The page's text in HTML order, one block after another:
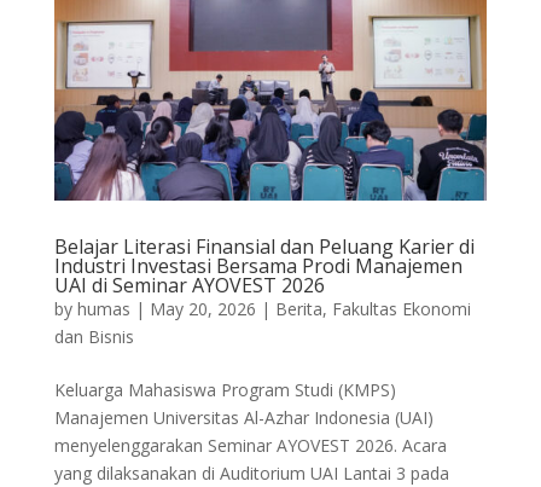
Belajar Literasi Finansial dan Peluang Karier di
Industri Investasi Bersama Prodi Manajemen
UAI di Seminar AYOVEST 2026
by humas | May 20, 2026 | Berita, Fakultas Ekonomi
dan Bisnis
Keluarga Mahasiswa Program Studi (KMPS)
Manajemen Universitas Al-Azhar Indonesia (UAI)
menyelenggarakan Seminar AYOVEST 2026. Acara
yang dilaksanakan di Auditorium UAI Lantai 3 pada